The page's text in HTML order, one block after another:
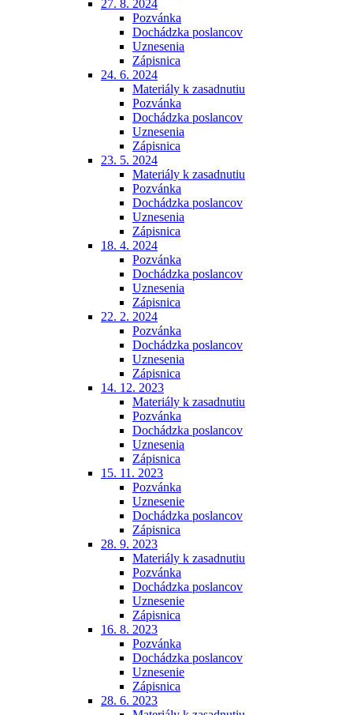
27. 8. 2024
Pozvánka
Dochádzka poslancov
Uznesenia
Zápisnica
24. 6. 2024
Materiály k zasadnutiu
Pozvánka
Dochádzka poslancov
Uznesenia
Zápisnica
23. 5. 2024
Materiály k zasadnutiu
Pozvánka
Dochádzka poslancov
Uznesenia
Zápisnica
18. 4. 2024
Pozvánka
Dochádzka poslancov
Uznesenia
Zápisnica
22. 2. 2024
Pozvánka
Dochádzka poslancov
Uznesenia
Zápisnica
14. 12. 2023
Materiály k zasadnutiu
Pozvánka
Dochádzka poslancov
Uznesenia
Zápisnica
15. 11. 2023
Pozvánka
Uznesenie
Dochádzka poslancov
Zápisnica
28. 9. 2023
Materiály k zasadnutiu
Pozvánka
Dochádzka poslancov
Uznesenie
Zápisnica
16. 8. 2023
Pozvánka
Dochádzka poslancov
Uznesenie
Zápisnica
28. 6. 2023